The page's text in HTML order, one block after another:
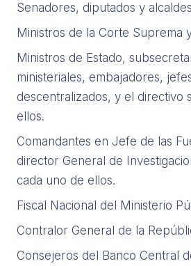
Senadores, diputados y
Ministros de la Corte Suprema
Ministros de Estado,
ministeriales, embajadores,
descentralizados, y el directivo
ellos.
Comandantes en Jefe de las
director General de
cada uno de ellos.
Fiscal Nacional del Ministerio
Contralor General de la
Consejeros del Banco Central